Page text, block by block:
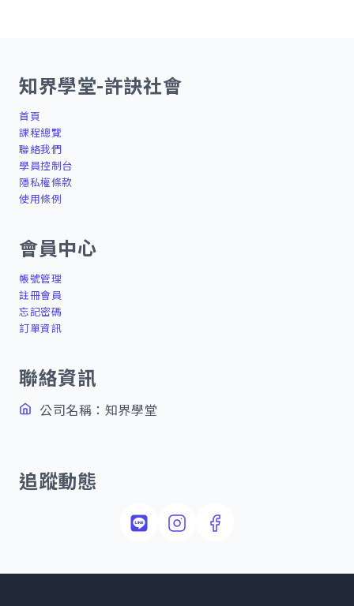
知界學堂-許訣社會
首頁
課程總覽
聯絡我們
學員控制台
隱私權條款
使用條例
會員中心
帳號管理
註冊會員
忘記密碼
訂單資訊
聯絡資訊
公司名稱：知界學堂
追蹤動態